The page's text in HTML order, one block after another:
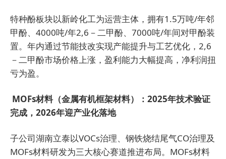
特种酚板块以新岭化工为运营主体，拥有1.5万吨/年邻
甲酚、4000吨/年2,6－二甲酚、7000吨/年间对甲酚装
置。年内通过节能技改实现产能提升与工艺优化，2,6
－二甲酚市场价格上涨，盈利能力大幅提高，净利润扭
亏为盈。
MOFs材料（金属有机框架材料）：2025年技术验证
完成，2026年迎产业化落地
子公司湖南立泰以VOCs治理、钢铁烧结尾气CO治理及
MOFs材料研发为三大核心赛道推进布局。MOFs材料